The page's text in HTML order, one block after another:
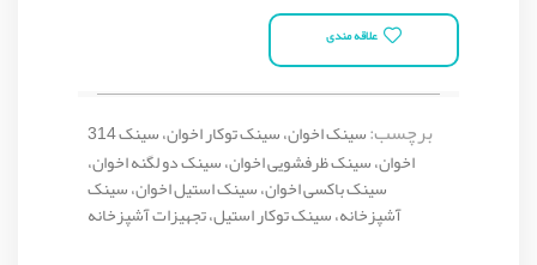
علاقه مندی
برچسب:
سینک اخوان، سینک توکار اخوان، سینک 314
اخوان، سینک ظرفشویی اخوان، سینک دو لگنه اخوان،
سینک باکسی اخوان، سینک استیل اخوان، سینک
آشپزخانه، سینک توکار استیل، تجهیزات آشپزخانه